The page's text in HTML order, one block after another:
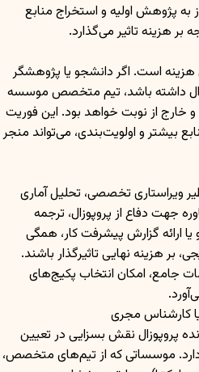
به پژوهش اولیه و استخراج منابع
هزینه تاثیر می‌گذارد.
است. اگر دانشجو یا پژوهشگر
داشته باشد، تیم متخصص موسسه
خارج از نوبت خواهد بود. این فوریت
بیشتر و اولویت‌بندی، می‌تواند منجر
ویراستاری تخصصی، تحلیل آماری
جهت دفاع از پروپوزال، ترجمه
ارائه گزارش پیشرفت کار، همگی
بر هزینه نهایی تاثیرگذار باشند.
جامع، امکان انتخاب پکیج‌های
مجری
پروپوزال نقش بسزایی در تعیین
موسساتی که از تیم‌های متخصص،